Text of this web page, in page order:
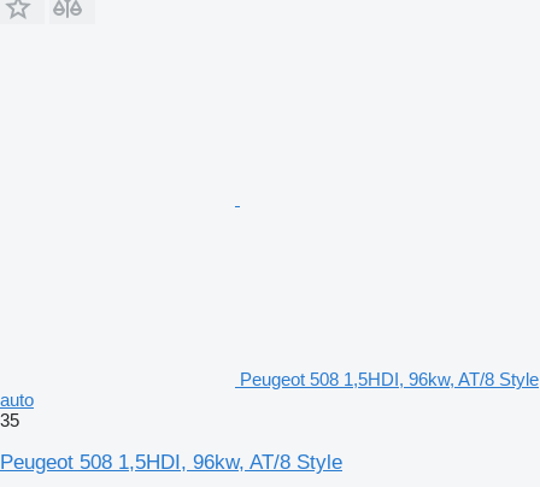
Peugeot 508 1,5HDI, 96kw, AT/8 Style
auto
35
Peugeot 508 1,5HDI, 96kw, AT/8 Style